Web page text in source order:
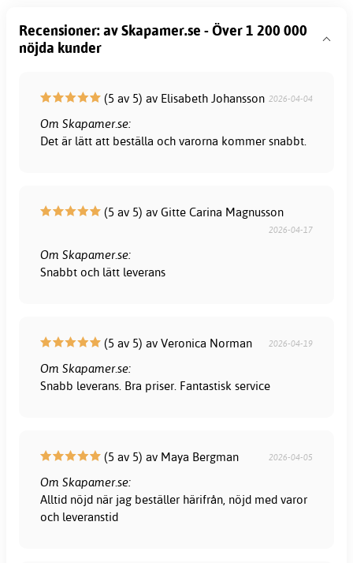
Recensioner: av Skapamer.se - Över 1 200 000
nöjda kunder
(5 av 5) av Elisabeth Johansson 2026-04-04
Om Skapamer.se:
Det är lätt att beställa och varorna kommer snabbt.
(5 av 5) av Gitte Carina Magnusson
2026-04-17
Om Skapamer.se:
Snabbt och lätt leverans
(5 av 5) av Veronica Norman 2026-04-19
Om Skapamer.se:
Snabb leverans. Bra priser. Fantastisk service
(5 av 5) av Maya Bergman 2026-04-05
Om Skapamer.se:
Alltid nöjd när jag beställer härifrån, nöjd med varor
och leveranstid